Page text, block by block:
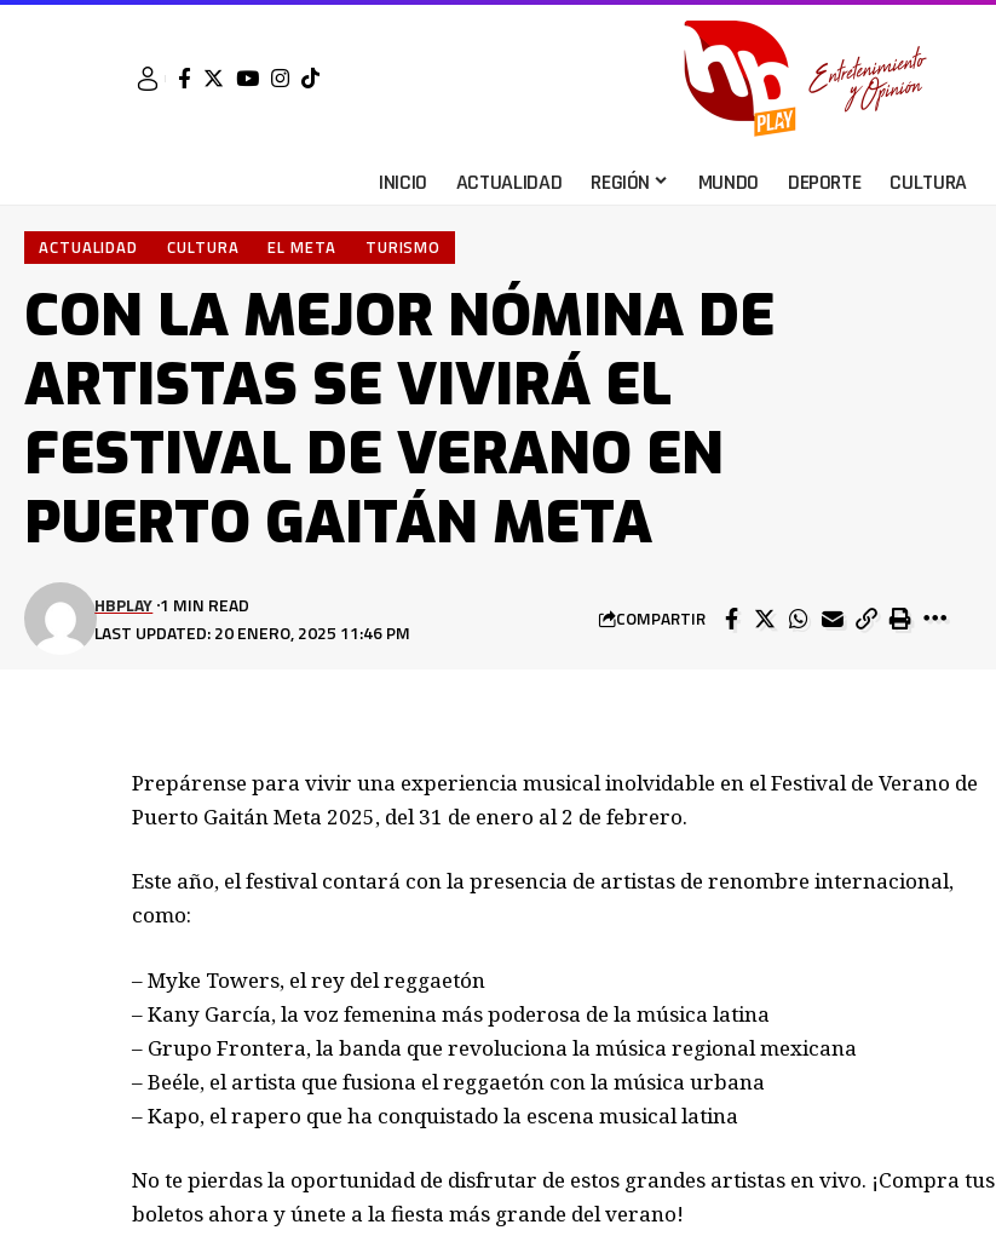
INICIO ACTUALIDAD REGIÓN MUNDO DEPORTE CULTURA
ACTUALIDAD CULTURA EL META TURISMO
CON LA MEJOR NÓMINA DE
ARTISTAS SE VIVIRÁ EL
FESTIVAL DE VERANO EN
PUERTO GAITÁN META
LAST UPDATED: 20 ENERO, 2025 11:46 PM
HBPLAY 1 MIN READ
COMPARTIR
Prepárense para vivir una experiencia musical inolvidable en el Festival de Verano de
Puerto Gaitán Meta 2025, del 31 de enero al 2 de febrero.
Este año, el festival contará con la presencia de artistas de renombre internacional,
como:
– Myke Towers, el rey del reggaetón
– Kany García, la voz femenina más poderosa de la música latina
– Grupo Frontera, la banda que revoluciona la música regional mexicana
– Beéle, el artista que fusiona el reggaetón con la música urbana
– Kapo, el rapero que ha conquistado la escena musical latina
No te pierdas la oportunidad de disfrutar de estos grandes artistas en vivo. ¡Compra tus
boletos ahora y únete a la fiesta más grande del verano!